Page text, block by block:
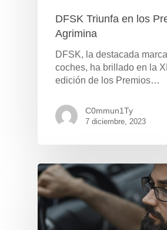
DFSK Triunfa en los
Agrimina
DFSK, la destacada
coches, ha brillado en la
edición de los Premios…
C0mmun1Ty
7 diciembre, 2023